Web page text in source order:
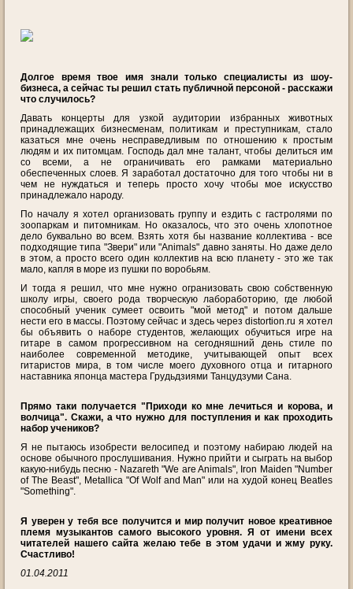
Долгое время твое имя знали только специалисты из шоу-
бизнеса, а сейчас ты решил стать публичной персоной - расскажи
что случилось?
Давать концерты для узкой аудитории избранных животных
принадлежащих бизнесменам, политикам и преступникам, стало
казаться мне очень несправедливым по отношению к простым
людям и их питомцам. Господь дал мне талант, чтобы делиться им
со всеми, а не ограничивать его рамками материально
обеспеченных слоев. Я заработал достаточно для того чтобы ни в
чем не нуждаться и теперь просто хочу чтобы мое искусство
принадлежало народу.
По началу я хотел организовать группу и ездить с гастролями по
зоопаркам и питомникам. Но оказалось, что это очень хлопотное
дело буквально во всем. Взять хотя бы название коллектива - все
подходящие типа "Звери" или "Animals" давно заняты. Но даже дело
в этом, а просто всего один коллектив на всю планету - это же так
мало, капля в море из пушки по воробьям.
И тогда я решил, что мне нужно огранизовать свою собственную
школу игры, своего рода творческую лабоработорию, где любой
способный ученик сумеет освоить "мой метод" и потом дальше
нести его в массы. Поэтому сейчас и здесь через distortion.ru я хотел
бы объявить о наборе студентов, желающих обучиться игре на
гитаре в самом прогрессивном на сегодняшний день стиле по
наиболее современной методике, учитывающей опыт всех
гитаристов мира, в том числе моего духовного отца и гитарного
наставника японца мастера Грудьдзиями Танцудзуми Сана.
Прямо таки получается "Приходи ко мне лечиться и корова, и
волчица". Скажи, а что нужно для поступления и как проходить
набор учеников?
Я не пытаюсь изобрести велосипед и поэтому набираю людей на
основе обычного прослушивания. Нужно прийти и сыграть на выбор
какую-нибудь песню - Nazareth "We are Animals", Iron Maiden "Number
of The Beast", Metallica "Of Wolf and Man" или на худой конец Beatles
"Something".
Я уверен у тебя все получится и мир получит новое креативное
племя музыкантов самого высокого уровня. Я от имени всех
читателей нашего сайта желаю тебе в этом удачи и жму руку.
Счастливо!
01.04.2011